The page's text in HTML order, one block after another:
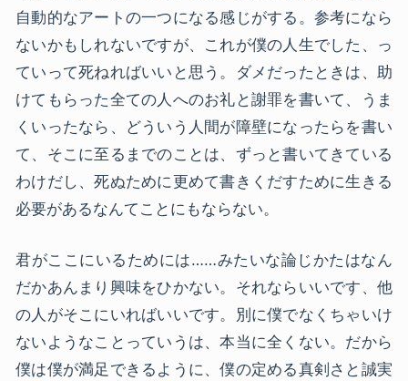
自動的なアートの一つになる感じがする。参考になら
ないかもしれないですが、これが僕の人生でした、っ
ていって死ねればいいと思う。ダメだったときは、助
けてもらった全ての人へのお礼と謝罪を書いて、うま
くいったなら、どういう人間が障壁になったらを書い
て、そこに至るまでのことは、ずっと書いてきている
わけだし、死ぬために更めて書きくだすために生きる
必要があるなんてことにもならない。
君がここにいるためには……みたいな論じかたはなん
だかあんまり興味をひかない。それならいいです、他
の人がそこにいればいいです。別に僕でなくちゃいけ
ないようなことっていうは、本当に全くない。だから
僕は僕が満足できるように、僕の定める真剣さと誠実